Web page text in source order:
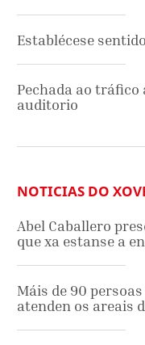
Establécese
Pechada ao
auditorio
NOTICIAS DO
Abel Caballero
que xa estanse a
Máis de 90
atenden os areais